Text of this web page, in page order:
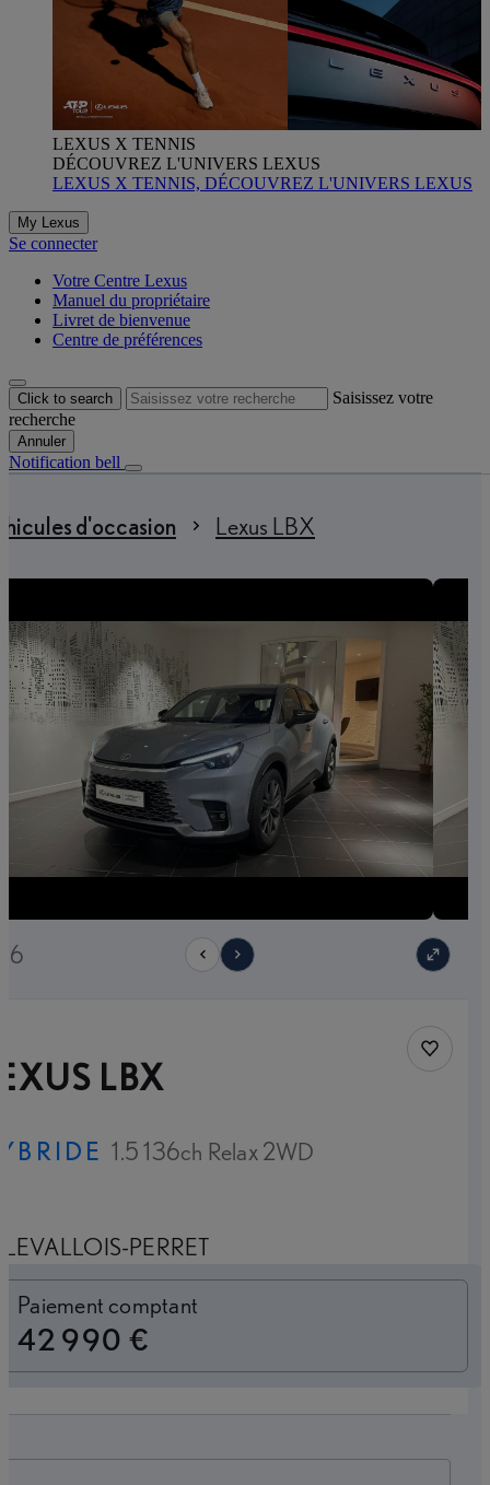
LEXUS X TENNIS
DÉCOUVREZ L'UNIVERS LEXUS
LEXUS X TENNIS, DÉCOUVREZ L'UNIVERS LEXUS
My Lexus
Se connecter
Votre Centre Lexus
Manuel du propriétaire
Livret de bienvenue
Centre de préférences
Click to search
Saisissez votre
recherche
Annuler
Notification bell
d'occasion Lexus LBX
LBX
1.5 136ch Relax 2WD
LEVALLOIS-PERRET
Paiement comptant
42 990 €